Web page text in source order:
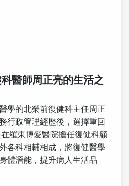
醫師周正亮的生活之
學的北榮前復健科主任周正
行政管理經歷後，選擇重回
羅東博愛醫院擔任復健科顧
各科相輔相成，將復健醫學
體潛能，提升病人生活品